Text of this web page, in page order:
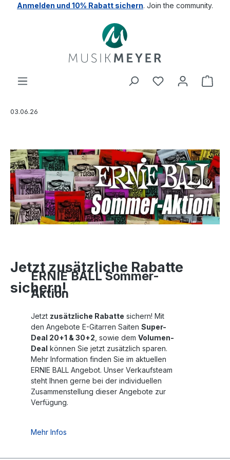
springen
Anmelden und 10% Rabatt sichern. Join the community.
03.06.26
Jetzt zusätzliche Rabatte
sichern!
ERNIE BALL Sommer-
Aktion
Jetzt zusätzliche Rabatte sichern! Mit
den Angebote E-Gitarren Saiten Super-
Deal 20+1 & 30+2 , sowie dem Volumen-
Deal können Sie jetzt zusätzlich sparen.
Mehr Information finden Sie im aktuellen
ERNIE BALL Angebot. Unser Verkaufsteam
steht Ihnen gerne bei der individuellen
Zusammenstellung dieser Angebote zur
Verfügung.
Mehr Infos